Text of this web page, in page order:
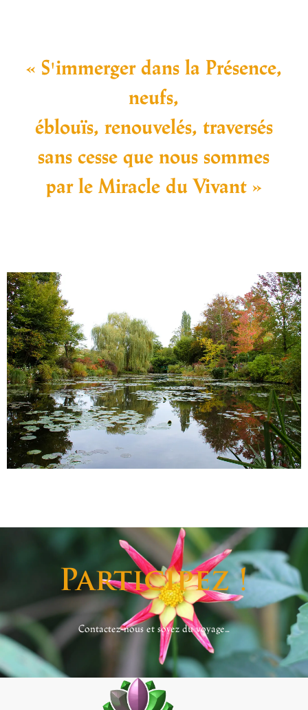
« S'immerger dans la Présence,
neufs,
éblouïs, renouvelés, traversés
sans cesse que nous sommes
par le Miracle du Vivant »
Participez !
Contactez-nous et soyez du voyage...